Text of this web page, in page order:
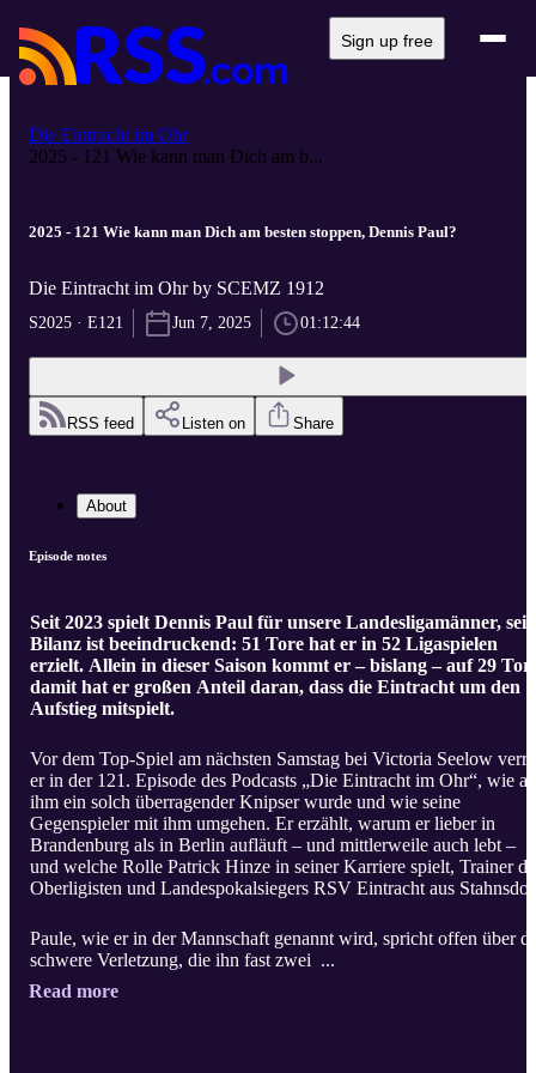
Sign up free
Die Eintracht im Ohr
2025 - 121 Wie kann man Dich am b...
2025 - 121 Wie kann man Dich am besten stoppen, Dennis Paul?
Die Eintracht im Ohr by SCEMZ 1912
S2025 · E121 Jun 7, 2025 01:12:44
RSS feed Listen on Share
About
Episode notes
Seit 2023 spielt Dennis Paul für unsere Landesligamänner,
Bilanz ist beeindruckend: 51 Tore hat er in 52 Ligaspielen
erzielt. Allein in dieser Saison kommt er – bislang – auf 29
damit hat er großen Anteil daran, dass die Eintracht um den
Aufstieg mitspielt.
Vor dem Top-Spiel am nächsten Samstag bei Victoria Seelow
er in der 121. Episode des Podcasts „Die Eintracht im Ohr“, wie
ihm ein solch überragender Knipser wurde und wie seine
Gegenspieler mit ihm umgehen. Er erzählt, warum er lieber in
Brandenburg als in Berlin aufläuft – und mittlerweile auch lebt –
und welche Rolle Patrick Hinze in seiner Karriere spielt, Trainer
Oberligisten und Landespokalsiegers RSV Eintracht aus
Paule, wie er in der Mannschaft genannt wird, spricht offen über
schwere Verletzung, die ihn fast zwei ...
Read more